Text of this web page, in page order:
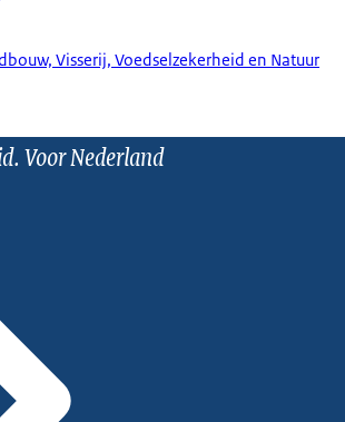
Visserij, Voedselzekerheid en Natuur
Voor Nederland